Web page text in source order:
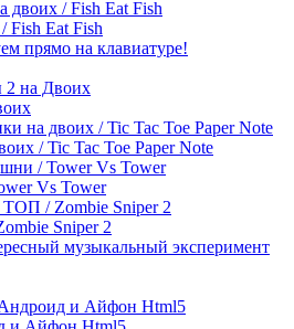
Fish Eat Fish
/ Tic Tac Toe Paper Note
Vs Tower
Sniper 2